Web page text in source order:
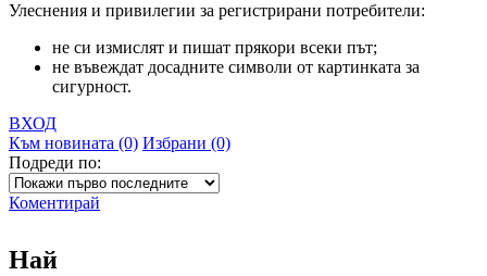
Улеснения и привилегии за регистрирани потребители:
не си измислят и пишат прякори всеки път;
не въвеждат досадните символи от картинката за
сигурност.
ВХОД
Към новината (0) Избрани (0)
Подреди по:
Коментирай
Най